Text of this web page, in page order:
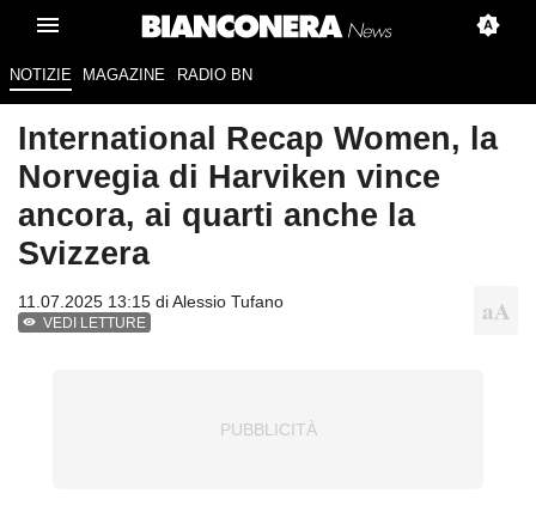
NOTIZIE MAGAZINE RADIO BN
International Recap Women, la
Norvegia di Harviken vince
ancora, ai quarti anche la
Svizzera
11.07.2025 13:15 diAlessio Tufano
VEDI LETTURE